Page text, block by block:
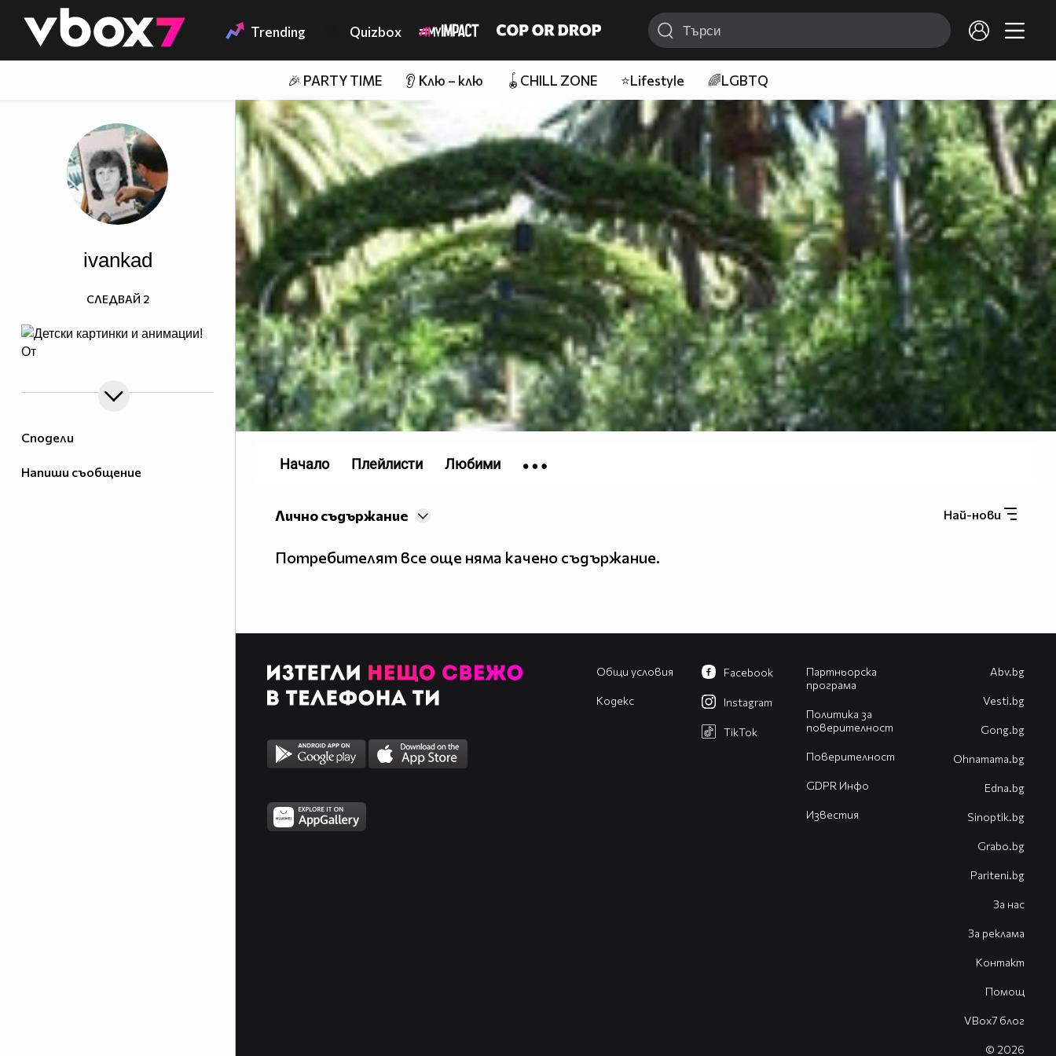
👾 Trending Quizbox
🎉 PARTY TIME 👂 Клю – клю 🪀CHILL ZONE ⭐Lifestyle 🌈LGBTQ
Сподели
Напиши съобщение
ivankad
От
СЛЕДВАЙ 2
Най-нови
Лично съдържание
Потребителят все още няма качено съдържание.
Начало Плейлисти Любими
Общи условия
Кодекс
Партньорска
програма
Политика за
поверителност
Поверителност
GDPR Инфо
Известия
Facebook
Instagram
TikTok
Abv.bg
Vesti.bg
Gong.bg
Оhnamama.bg
Edna.bg
Sinoptik.bg
Grabo.bg
Pariteni.bg
За нас
За реклама
Контакт
Помощ
VBox7 блог
© 2026